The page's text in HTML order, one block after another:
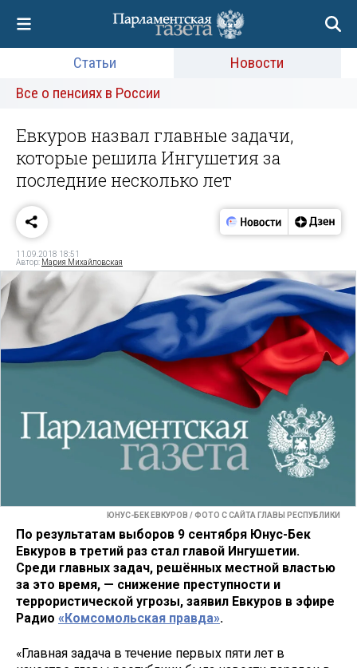
Статьи
Новости
Все о пенсиях в России
Евкуров назвал главные задачи,
которые решила Ингушетия за
последние несколько лет
11.09.2018 18:51
Автор: Мария Михайловская
ЮНУС-БЕК ЕВКУРОВ / ФОТО С САЙТА ГЛАВЫ РЕСПУБЛИКИ
По результатам выборов 9 сентября Юнус-Бек
Евкуров в третий раз стал главой Ингушетии.
Среди главных задач, решённых местной властью
за это время, — снижение преступности и
террористической угрозы, заявил Евкуров в эфире
Радио «Комсомольская правда».
«Главная задача в течение первых пяти лет в